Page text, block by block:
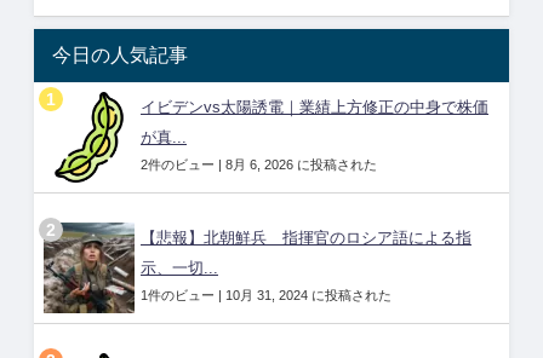
今日の人気記事
イビデンvs太陽誘電｜業績上方修正の中身で株価
が真...
2件のビュー | 8月 6, 2026 に投稿された
【悲報】北朝鮮兵 指揮官のロシア語による指
示、一切...
1件のビュー | 10月 31, 2024 に投稿された